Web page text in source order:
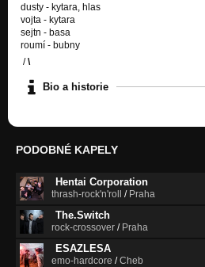
dusty - kytara, hlas
vojta - kytara
sejtn - basa
roumí - bubny
/\
Bio a historie
PODOBNÉ KAPELY
Hentai Corporation
thrash-rock'n'roll / Praha
The.Switch
rock-crossover / Praha
ESAZLESA
emo-hardcore /Cheb